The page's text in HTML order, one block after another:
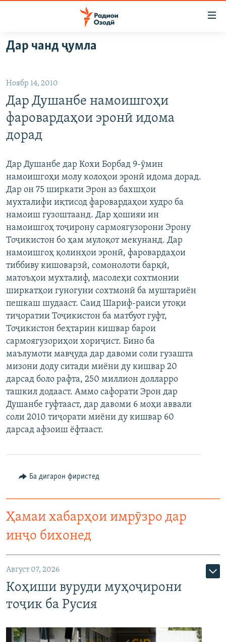
Ҷаҳиш
ба
аслӣ
Ҷаҳиш
ба
феҳристи
аслӣ
Ҷаҳиш
ҷустор
ГӮШАҲО
ҶОМЕА
ҚАЗИЯИ "КРОКУС"
ОСИЁИ МАРКАЗӢ
ФАРҲАНГ
МЕҲМОНИ ОЗОДӢ
ВАРЗИШ
РӮЗГОРИ МУҲОҶИР
САЛОМ, ХОҲАР
ТАҲҚИҚОТ
ҶАНГ ДАР УКРАИНА
НАЗАРИ МАРДУМ
БЛОГИСТОН
ОЗОДӢ ОНЛАЙН
ЧАНДРАСОНАӢ
ВИДЕО
НИГОРИСТОН
ГУЗОРИШҲОИ РАДИОӢ
РӮЙХАТҲО
КИТОБҲОИ ОЗОДӢ
Русский
ПАЙГИРӢ КУНЕД
Ҳамаи сомонаҳои RFE/RL
Дар чанд ҷумла
Ноябр 14, 2010
Дар Душанбе намоишгоҳи
фаровардаҳои эронӣ идома
дорад
Дар Душанбе дар Кохи Борбад 9-ӯмин
намоишгоҳи молу колоҳои эронӣ идома дорад.
Дар он 75 ширкати Эрон аз бахшҳои
мухталифи иқтисод фаровардаҳои худро ба
намоиш гузоштаанд. Дар ҳошияи ин
намоишгоҳ тоҷирону сармоягузорони Эрону
Тоҷикистон бо ҳам мулоқот мекунанд. Дар
намоишгоҳ қолинҳои эронӣ, фаровардаҳои
тиббиву кишоварзӣ, сомонолоти барқӣ,
матоъҳои мухталиф, масолеҳи сохтмонии
ширкатҳои гуногуни сохтмонӣ ба муштариён
пешкаш шудааст. Саид Шариф-раиси утоқи
тиҷоратии Тоҷикистон ба матбуот гуфт,
Тоҷикистон беҳтарин кишвар барои
сармоягузориҳои хориҷист. Бино ба
маълумоти мавҷуда дар давоми соли гузашта
мизони доду ситади миёни ду кишвар 20
дарсад боло рафта, 250 миллион долларро
ташкил додааст. Аммо сафорати Эрон дар
Душанбе гуфтааст, дар давоми 6 моҳи аввали
соли 2010 тиҷорати миёни ду кишвар 60
дарсад афзоиш ёфтааст.
Ба дигарон фиристед
Ҳамаи хабарҳои имрӯзро дар
инҷо бихонед
Август 07, 2026
Коҳиши вуруди муҳоҷирони
тоҷик ба Русия